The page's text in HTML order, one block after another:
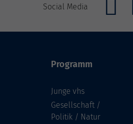
Social Media
Programm
Junge vhs
Gesellschaft /
Politik / Natur